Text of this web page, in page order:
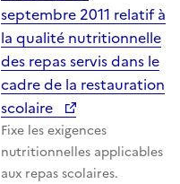
septembre 2011 relatif à
la qualité nutritionnelle
des repas servis dans le
cadre de la restauration
scolaire
Fixe les exigences
nutritionnelles applicables
aux repas scolaires.